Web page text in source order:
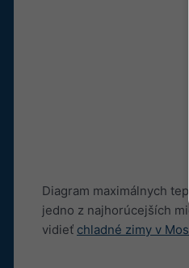
Diagram maximálnych
jedno z najhorúcejších
vidieť chladné zimy v